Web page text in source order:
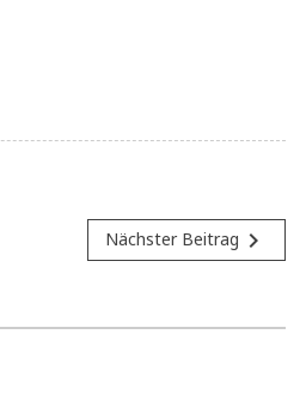
Nächster Beitrag navigate_next